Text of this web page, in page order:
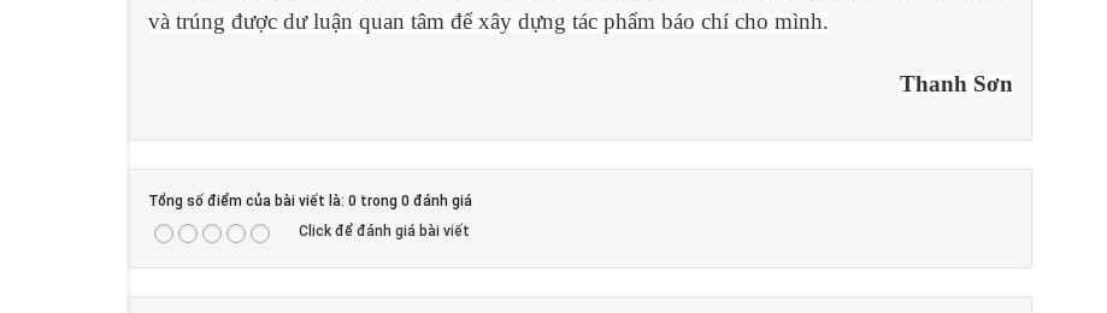
và trúng được dư luận quan tâm để xây dựng tác phẩm báo chí cho mình.
Thanh Sơn
Tổng số điểm của bài viết là: 0 trong 0 đánh giá
Click để đánh giá bài viết